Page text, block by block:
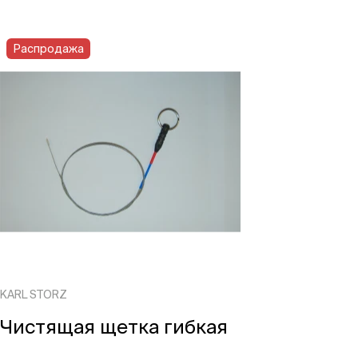
KARL STORZ
Чистящая щетка гибкая
Распродажа